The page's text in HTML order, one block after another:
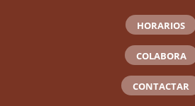
HORARIOS
COLABORA
CONTACTAR